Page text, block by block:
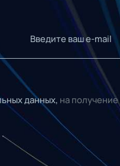
данных, на получение